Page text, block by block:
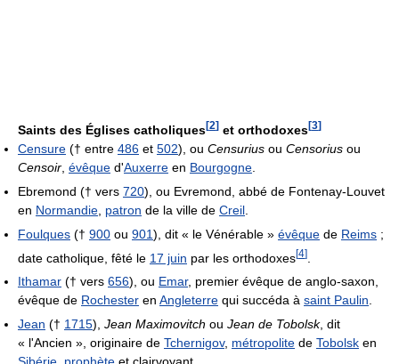
Saints des Églises catholiques[2] et orthodoxes[3]
Censure († entre 486 et 502), ou Censurius ou Censorius ou
Censoir évêque d'Auxerre en Bourgogne
Ebremond († vers 720), ou Evremond, abbé de Fontenay-Louvet
en Normandie patron de la ville de Creil
Foulques († 900 ou 901), dit « le Vénérable » évêque de Reims ;
date catholique, fêté le 17 juin par les orthodoxes[4]
Ithamar († vers 656), ou Emar, premier évêque de anglo-saxon,
évêque de Rochester en Angleterre qui succéda à saint Paulin.
Jean († 1715), Jean Maximovitch ou Jean de Tobolsk, dit
« l'Ancien », originaire de Tchernigov, métropolite de Tobolsk en